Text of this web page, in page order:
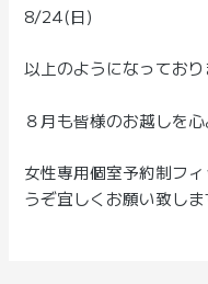
8/24(日)
以上のようになっており
８月も皆様のお越しを
女性専用個室予約制フ
うぞ宜しくお願い致しま